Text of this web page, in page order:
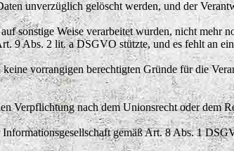
unverzüglich gelöscht werden, und der
sonstige Weise verarbeitet wurden, nicht mehr
9 Abs. 2 lit. a DSGVO stützte, und es fehlt an
vorrangigen berechtigten Gründe für die
Verpflichtung nach dem Unionsrecht oder dem
gemäß Art. 8 Abs. 1